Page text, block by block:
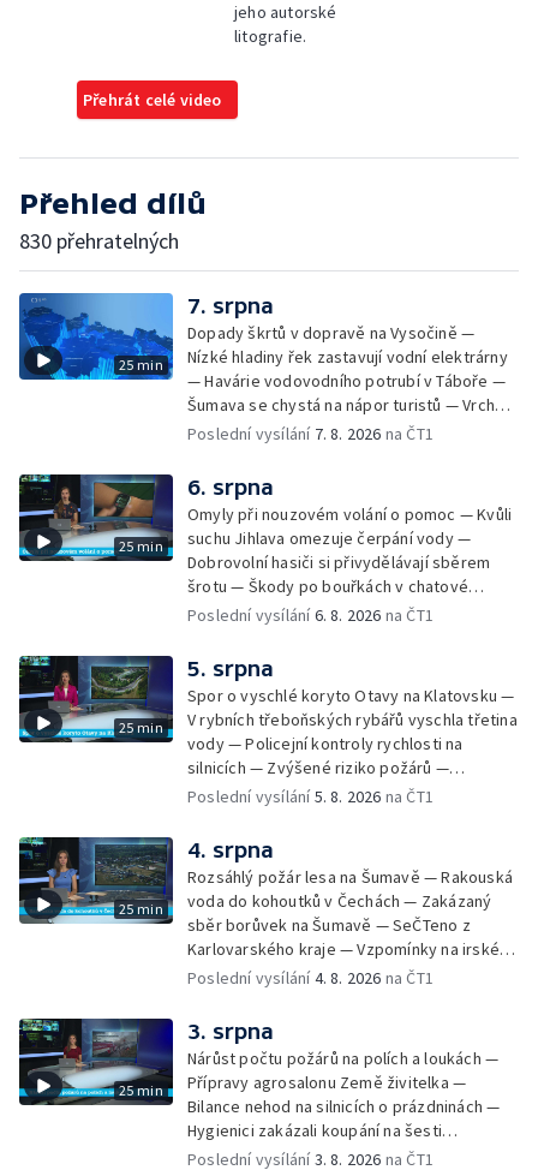
jeho autorské
litografie.
Přehrát celé video
Přehled dílů
830 přehratelných
25 min
7. srpna
Dopady škrtů v dopravě na Vysočině —
Nízké hladiny řek zastavují vodní elektrárny
— Havárie vodovodního potrubí v Táboře —
Šumava se chystá na nápor turistů — Vrcholí
zájem o last minute dovolené — Marek
provozu při setkání s koněm — Dobrovolníci
likvidují invazní rostlinu u Otavy —
Francouzští krajináři na českokrumlovské
výstavě
Poslední vysílání 7. 8. 2026 na ČT1
25 min
6. srpna
Omyly při nouzovém volání o pomoc — Kvůli
suchu Jihlava omezuje čerpání vody —
Dobrovolní hasiči si přivydělávají sběrem
šrotu — Škody po bouřkách v chatové
oblasti — Pátrání po muži na jezeru Most —
parašutistů — Na letní výlety se dá vyrazit
autem, na kole, pěšky nebo třeba vlakem.
Svůj vlastní způsob cestování má ale Pavel
Žůrek z Jarošova na Svitavsku. Po Česku
jezdí v bezmála osmdesát let starém
renovovaném traktoru. Pohybuje se
většinou po okreskách a nocuje — Srážka
zažehnává krizi ve zdravotnictví — Instalace
nové sochy v Mariánských Lázních
Poslední vysílání6. 8. 2026 na ČT1
25 min
5. srpna
Spor o vyschlé koryto Otavy na Klatovsku —
V rybních třeboňských rybářů vyschla třetina
vody — Policejní kontroly rychlosti na
silnicích — Zvýšené riziko požárů —
Zemědělci na Vysočině čekají na déšť —
pro sociálně znevýhodněné — Neobvyklá
nehoda cyklisty v Karlových Varech —
Horské hotely nabízejí kuchařům vyšší platy
— Převoz obřích nádob do plzeňského
pivovaru
Poslední vysílání5. 8. 2026 na ČT1
25 min
4. srpna
Rozsáhlý požár lesa na Šumavě — Rakouská
voda do kohoutků v Čechách — Zakázaný
sběr borůvek na Šumavě — SeČTeno z
Karlovarského kraje — Vzpomínky na irského
hudebníka Glena Hansarda — Tři případy
řidiče za záchranu ženy — Pět let od
tragické železniční nehody v Milavčích —
Čištění Karlova mostu — Cestování za
hvězdnou oblohou
Poslední vysílání4. 8. 2026 na ČT1
25 min
3. srpna
Nárůst počtu požárů na polích a loukách —
Přípravy agrosalonu Země živitelka —
Bilance nehod na silnicích o prázdninách —
Hygienici zakázali koupání na šesti
koupalištích — Vodní záchranáři na Lipně
Poslední vysílání3. 8. 2026 na ČT1